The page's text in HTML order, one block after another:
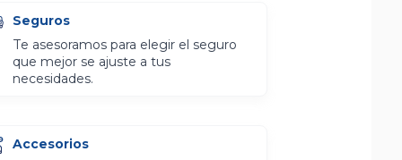
Seguros
Te asesoramos para elegir el seguro
que mejor se ajuste a tus
necesidades.
Accesorios